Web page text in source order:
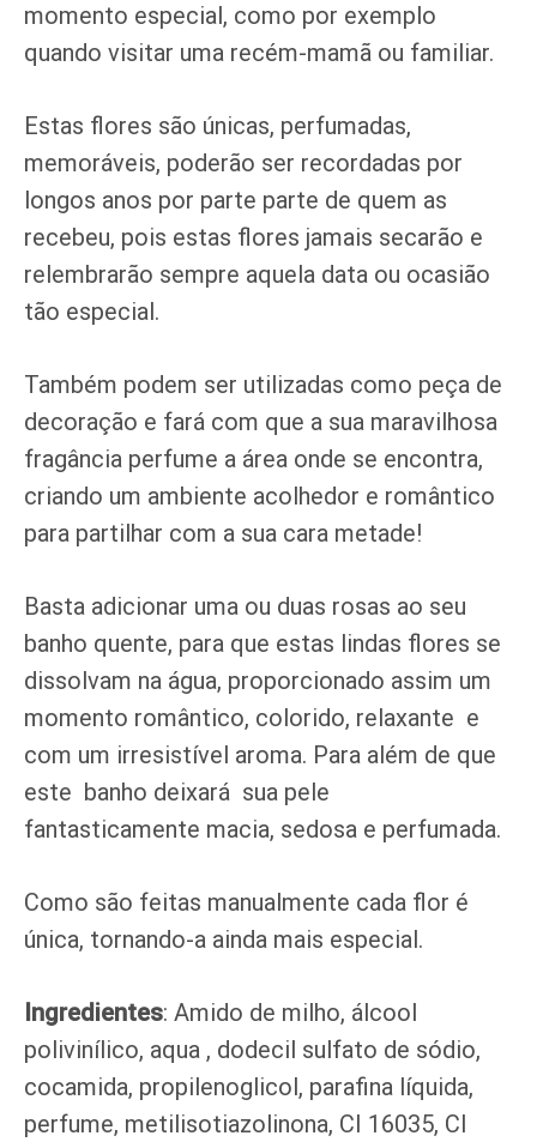
momento especial, como por exemplo
quando visitar uma recém-mamã ou familiar.
Estas flores são únicas, perfumadas,
memoráveis, poderão ser recordadas por
longos anos por parte parte de quem as
recebeu, pois estas flores jamais secarão e
relembrarão sempre aquela data ou ocasião
tão especial.
Também podem ser utilizadas como peça de
decoração e fará com que a sua maravilhosa
fragância perfume a área onde se encontra,
criando um ambiente acolhedor e romântico
para partilhar com a sua cara metade!
Basta adicionar uma ou duas rosas ao seu
banho quente, para que estas lindas flores se
dissolvam na água, proporcionado assim um
momento romântico, colorido, relaxante e
com um irresistível aroma. Para além de que
este banho deixará sua pele
fantasticamente macia, sedosa e perfumada.
Como são feitas manualmente cada flor é
única, tornando-a ainda mais especial.
Ingredientes: Amido de milho, álcool
polivinílico, aqua , dodecil sulfato de sódio,
cocamida, propilenoglicol, parafina líquida,
perfume, metilisotiazolinona, CI 16035, CI